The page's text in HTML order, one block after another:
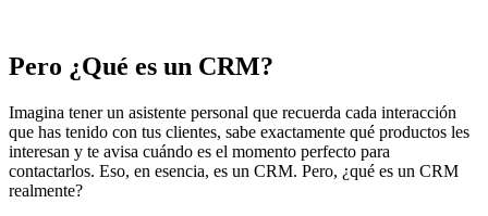
Pero ¿Qué es un CRM?
Imagina tener un asistente personal que recuerda cada interacción
que has tenido con tus clientes, sabe exactamente qué productos les
interesan y te avisa cuándo es el momento perfecto para
contactarlos. Eso, en esencia, es un CRM. Pero, ¿qué es un CRM
realmente?